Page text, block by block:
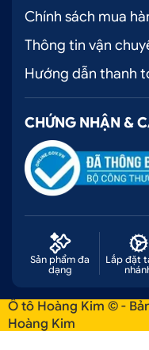
Chính sách mua
Thông tin vận
Hướng dẫn thanh
CHỨNG NHẬN &
Sản phẩm đa
dạng
Lắp đặt
Ô tô Hoàng Kim © -
Hoàng Kim